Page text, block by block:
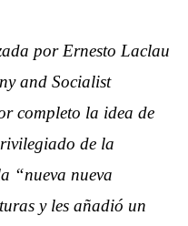
por Ernesto Laclau
and Socialist
completo la idea de
de la
“nueva nueva
y les añadió un